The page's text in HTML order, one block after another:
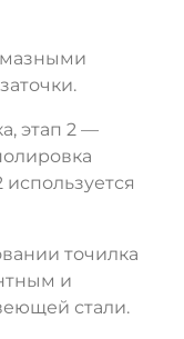
этап 2 —
точилка
и
стали.